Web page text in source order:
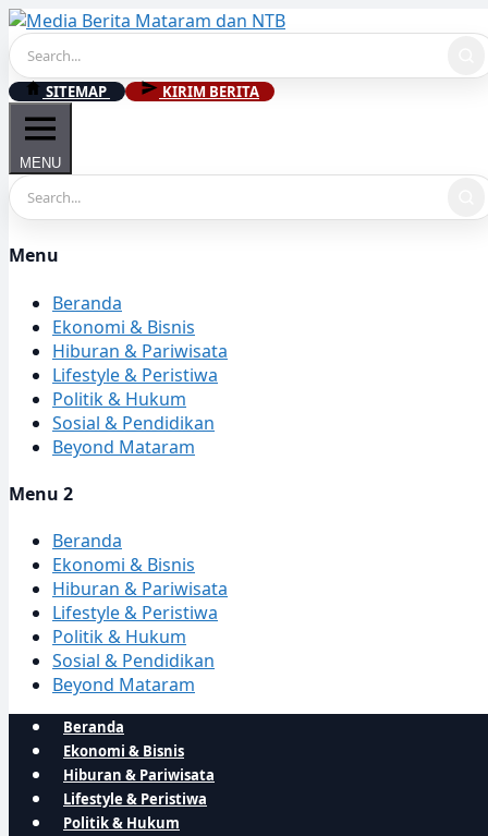
Skip
to
content
SITEMAP KIRIM BERITA
MENU
Menu
Beranda
Ekonomi & Bisnis
Hiburan & Pariwisata
Lifestyle & Peristiwa
Politik & Hukum
Sosial & Pendidikan
Beyond Mataram
Menu 2
Beranda
Ekonomi & Bisnis
Hiburan & Pariwisata
Lifestyle & Peristiwa
Politik & Hukum
Sosial & Pendidikan
Beyond Mataram
Beranda
Ekonomi & Bisnis
Hiburan & Pariwisata
Lifestyle & Peristiwa
Politik & Hukum